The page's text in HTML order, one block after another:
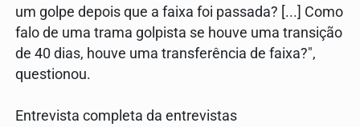
um golpe depois que a faixa foi passada? [...] Como
falo de uma trama golpista se houve uma transição
de 40 dias, houve uma transferência de faixa?",
questionou.
Entrevista completa da entrevistas